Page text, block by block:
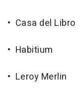
• Casa del Libro
• Habitium
• Leroy Merlin